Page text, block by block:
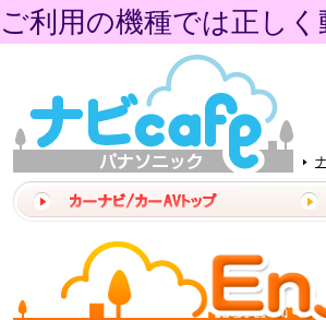
ご利用の機種では正し